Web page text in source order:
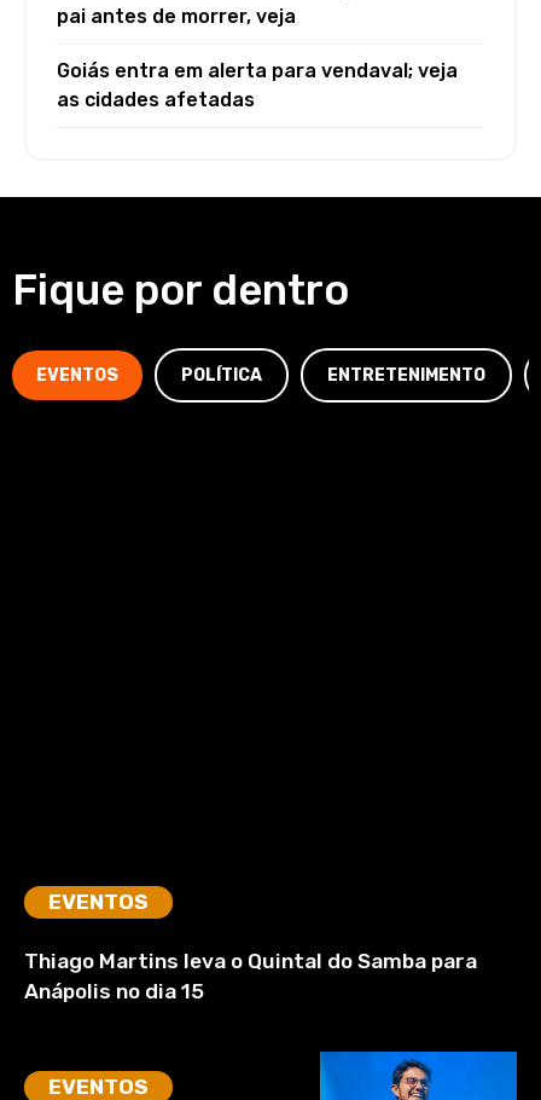
pai antes de morrer, veja
Goiás entra em alerta para vendaval; veja
as cidades afetadas
Fique por dentro
EVENTOS POLÍTICA ENTRETENIMENTO
EVENTOS
Thiago Martins leva o Quintal do Samba para
Anápolis no dia 15
EVENTOS